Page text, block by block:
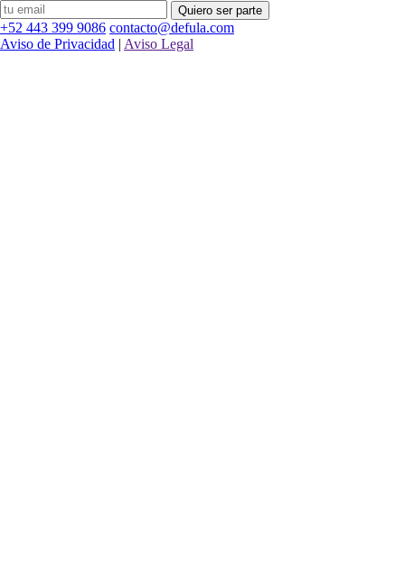
Quiero ser parte
+52 443 399 9086 contacto@defula.com
Aviso de Privacidad | Aviso Legal